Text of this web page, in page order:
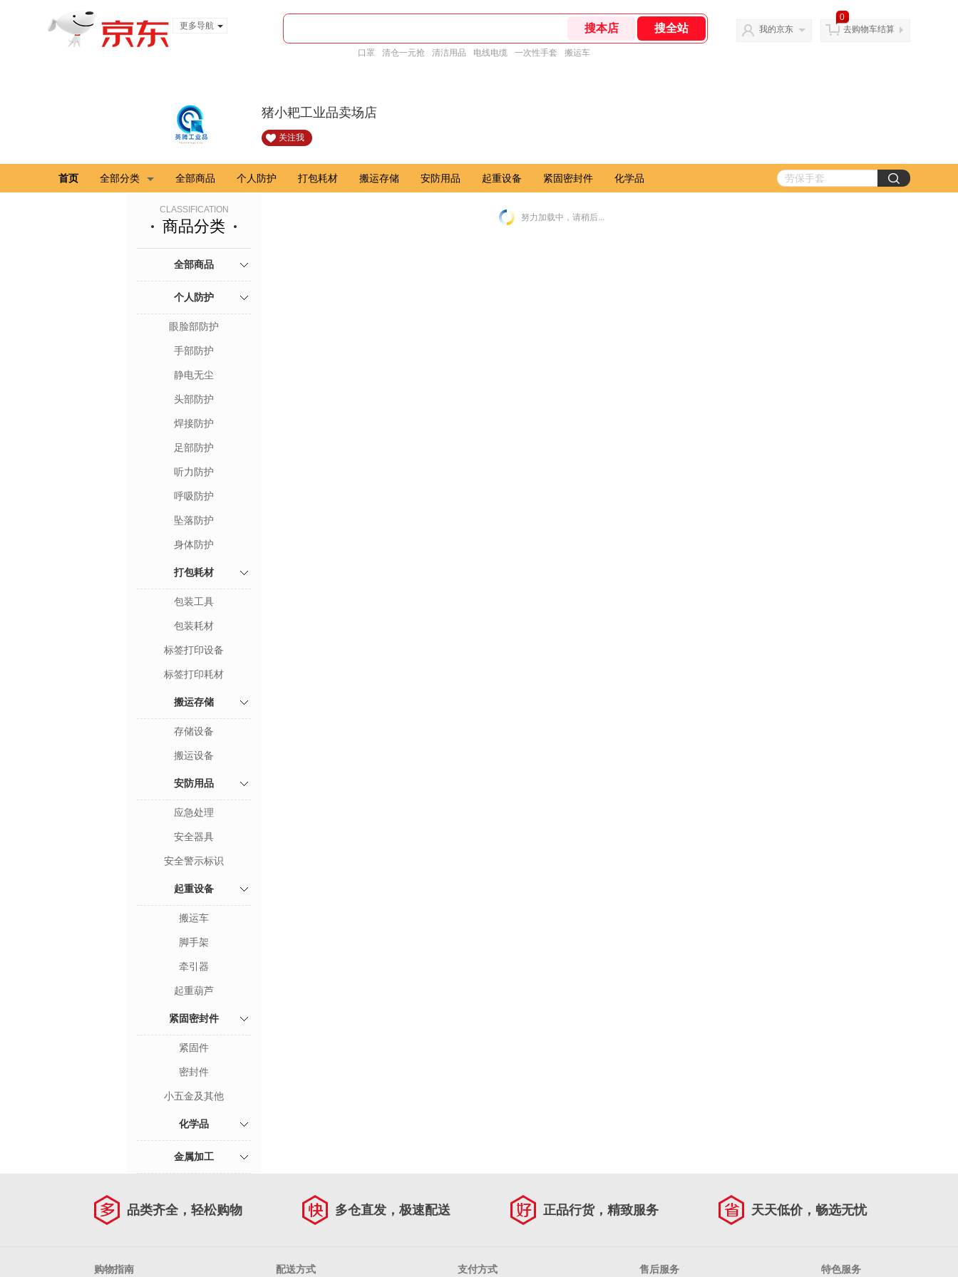
更多导航
口罩 清仓一元抢 清洁用品 电线电缆 一次性手套 搬运车
我的京东
0
去购物车结算
猪小耙工业品卖场店
关注我
首页 全部分类 全部商品 个人防护 打包耗材 搬运存储 安防用品 起重设备 紧固密封件 化学品
CLASSIFICATION
商品分类
全部商品
个人防护
眼脸部防护
手部防护
静电无尘
头部防护
焊接防护
足部防护
听力防护
呼吸防护
坠落防护
身体防护
打包耗材
包装工具
包装耗材
标签打印设备
标签打印耗材
搬运存储
存储设备
搬运设备
安防用品
应急处理
安全器具
安全警示标识
起重设备
搬运车
脚手架
牵引器
起重葫芦
紧固密封件
紧固件
密封件
小五金及其他
化学品
金属加工
努力加载中，请稍后...
品类齐全，轻松购物 多仓直发，极速配送 正品行货，精致服务 天天低价，畅选无忧
购物指南 配送方式 支付方式 售后服务 特色服务